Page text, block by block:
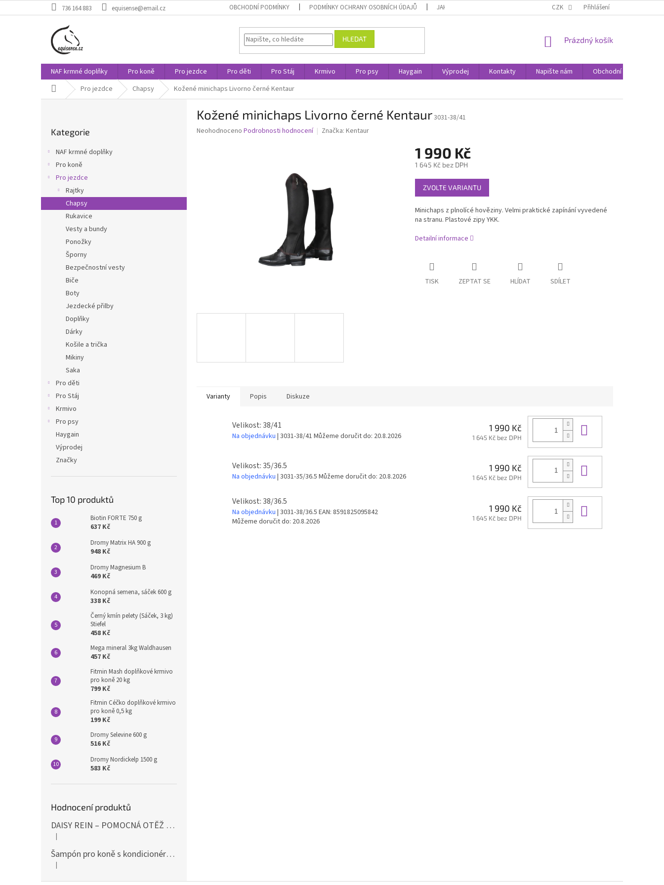
na
736 164 883 equisense@email.cz OBCHODNÍ PODMÍNKY PODMÍNKY OCHRANY OSOBNÍCH ÚDAJŮ JAK NAKUPOVAT CZK Přihlášení
HLEDAT
NÁKUPNÍ
Prázdný košík
NAF krmné doplňky Pro koně Pro jezdce Pro děti Pro Stáj Krmivo Pro psy Haygain Výprodej Kontakty Napište nám
Obchodní podmínky
Domů Pro jezdce Chapsy Kožené minichaps Livorno černé Kentaur
a
kategorie
Kategorie
NAF krmné doplňky
Pro koně
Pro jezdce
Rajtky
Chapsy
Rukavice
Vesty a bundy
Ponožky
Šporny
Bezpečnostní vesty
Biče
Boty
Jezdecké přilby
Doplňky
Dárky
Košile a trička
Mikiny
Saka
Pro děti
Pro Stáj
Krmivo
Pro psy
Haygain
Výprodej
Značky
Top 10 produktů
Biotin FORTE 750 g
637 Kč
Dromy Matrix HA 900 g
948 Kč
Dromy Magnesium B
469 Kč
Konopná semena, sáček 600 g
338 Kč
Černý kmín pelety (Sáček, 3 kg)
Stiefel
458 Kč
Mega mineral 3kg Waldhausen
457 Kč
Fitmin Mash doplňkové krmivo
pro koně 20 kg
799 Kč
Fitmin Céčko doplňkové krmivo
pro koně 0,5 kg
199 Kč
Dromy Selevine 600 g
516 Kč
Dromy Nordickelp 1500 g
583 Kč
Hodnocení produktů
DAISY REIN – POMOCNÁ OTĚŽ PROTI STAHOVÁNÍ HLAVY DOLŮ ČERNÁ SHIRES
Hodnocení produktu je 5 z 5 hvězdiček.
|
Šampón pro koně s kondicionérem 500ml Waldhausen
Hodnocení produktu je 5 z 5 hvězdiček.
|
Kožené minichaps Livorno černé Kentaur3031-38/41
Průměrné
Neohodnoceno Podrobnosti hodnocení Značka: Kentaur
1 990 Kč
1 645 Kč bez DPH
Měrná
cena:
ZVOLTE VARIANTU
Minichaps z plnolícé hověziny. Velmi praktické zapínání vyvedené
na stranu. Plastové zipy YKK.
Detailní informace
TISK ZEPTAT SE HLÍDAT SDÍLET
Varianty Popis Diskuze
Velikost: 38/41
Na objednávku | 3031-38/41 Můžeme doručit do: 20.8.2026
1 990 Kč
1 645 Kč bez DPH
Velikost: 35/36.5
Na objednávku | 3031-35/36.5 Můžeme doručit do: 20.8.2026
1 990 Kč
1 645 Kč bez DPH
Velikost: 38/36.5
Na objednávku | 3031-38/36.5 EAN: 8591825095842
Můžeme doručit do: 20.8.2026
1 990 Kč
1 645 Kč bez DPH